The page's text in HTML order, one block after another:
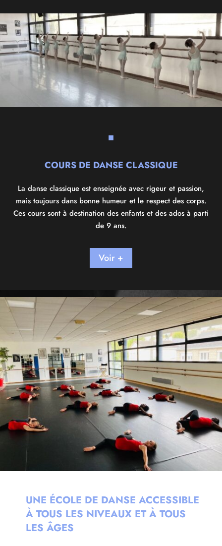
■
COURS DE DANSE CLASSIQUE
La danse classique est enseignée avec rigeur et passion,
mais toujours dans bonne humeur et le respect des corps.
Ces cours sont à destination des enfants et des ados à parti
de 9 ans.
Voir +
UNE ÉCOLE DE DANSE ACCESSIBLE
À TOUS LES NIVEAUX ET À TOUS
LES ÂGES